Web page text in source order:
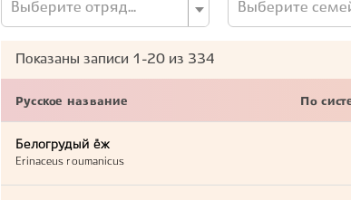
Выберите отряд... Выберите
Показаны записи 1-20 из 334
Русское название По
Белогрудый ёж
Erinaceus roumanicus